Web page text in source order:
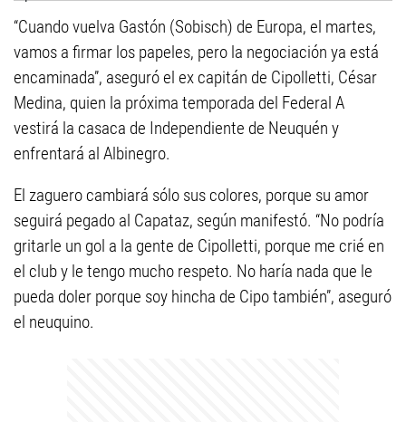
“Cuando vuelva Gastón (Sobisch) de Europa, el martes,
vamos a firmar los papeles, pero la negociación ya está
encaminada”, aseguró el ex capitán de Cipolletti, César
Medina, quien la próxima temporada del Federal A
vestirá la casaca de Independiente de Neuquén y
enfrentará al Albinegro.
El zaguero cambiará sólo sus colores, porque su amor
seguirá pegado al Capataz, según manifestó. “No podría
gritarle un gol a la gente de Cipolletti, porque me crié en
el club y le tengo mucho respeto. No haría nada que le
pueda doler porque soy hincha de Cipo también”, aseguró
el neuquino.